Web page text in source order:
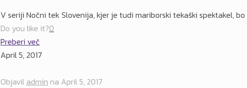
V seriji Nočni tek Slovenija, kjer je tudi mariborski tekaški spektakel,
Do you like it?0
Preberi več
April 5, 2017
Objavil admin na April 5, 2017